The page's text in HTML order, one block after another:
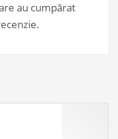
au cumpărat